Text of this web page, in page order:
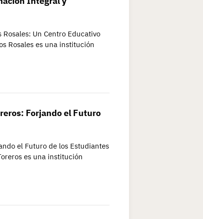
Un Centro Educativo
Rosales es una institución
Forjando el Futuro
el Futuro de los Estudiantes
es una institución